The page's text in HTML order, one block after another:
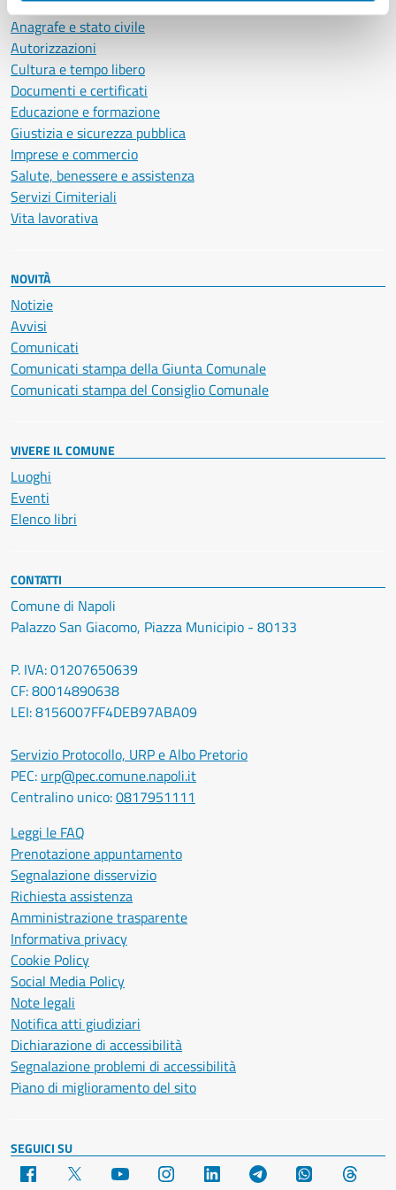
Ambiente
Anagrafe e stato civile
Autorizzazioni
Cultura e tempo libero
Documenti e certificati
Educazione e formazione
Giustizia e sicurezza pubblica
Imprese e commercio
Salute, benessere e assistenza
Servizi Cimiteriali
Vita lavorativa
NOVITÀ
Notizie
Avvisi
Comunicati
Comunicati stampa della Giunta Comunale
Comunicati stampa del Consiglio Comunale
VIVERE IL COMUNE
Luoghi
Eventi
Elenco libri
CONTATTI
Comune di Napoli
Palazzo San Giacomo, Piazza Municipio - 80133
P. IVA: 01207650639
CF: 80014890638
LEI: 8156007FF4DEB97ABA09
Servizio Protocollo, URP e Albo Pretorio
PEC: urp@pec.comune.napoli.it
Centralino unico:0817951111
Leggi le FAQ
Prenotazione appuntamento
Segnalazione disservizio
Richiesta assistenza
Amministrazione trasparente
Informativa privacy
Cookie Policy
Social Media Policy
Note legali
Notifica atti giudiziari
Dichiarazione di accessibilità
Segnalazione problemi di accessibilità
Piano di miglioramento del sito
SEGUICI SU
Facebook YouTube Instagram LinkedIn Telegram WhatsApp